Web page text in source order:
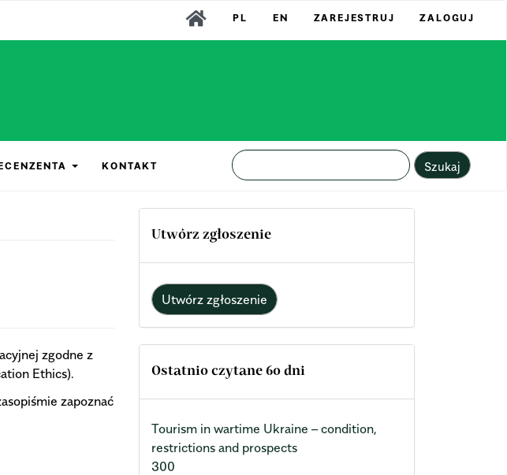
PL EN ZAREJESTRUJ ZALOGUJ
KONTAKT Szukaj
zgodne z
Ethics).
zapoznać
Utwórz zgłoszenie
Utwórz zgłoszenie
Ostatnio czytane 60 dni
Tourism in wartime Ukraine – condition,
restrictions and prospects
300